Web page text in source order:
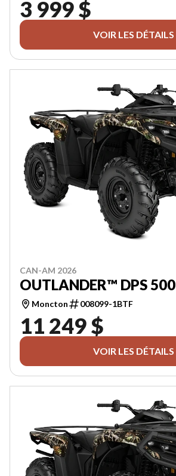
3 999 $
VOIR LES DÉTAILS
CAN-AM 2026
OUTLANDER™ DPS 500
Moncton 008099-1BTF
11 249 $
VOIR LES DÉTAILS